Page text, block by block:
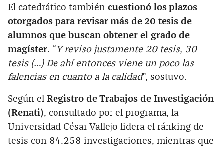
El catedrático también cuestionó los plazos
otorgados para revisar más de 20 tesis de
alumnos que buscan obtener el grado de
magíster. “ Y reviso justamente 20 tesis, 30
tesis (…) De ahí entonces viene un poco las
falencias en cuanto a la calidad”, sostuvo.
Según el Registro de Trabajos de Investigación
(Renati), consultado por el programa, la
Universidad César Vallejo lidera el ránking de
tesis con 84.258 investigaciones, mientras que